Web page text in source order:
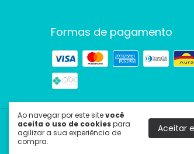
Ao navegar por este sitevocê
aceita o uso de cookiespara
agilizar a sua experiência de
compra.
Aceitar
Formas de pagamento
Cine Couple | Presentes Criativos
©2026. Cine Couple Produtos